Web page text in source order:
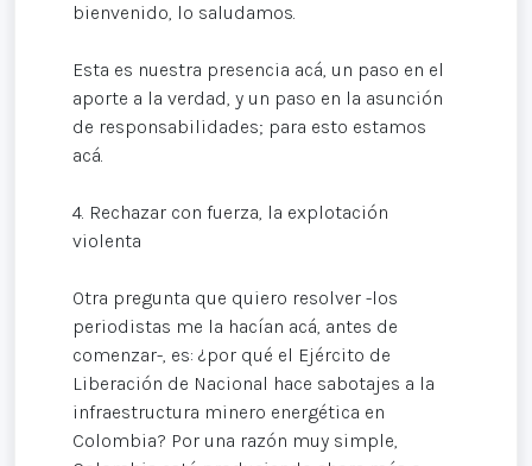
bienvenido, lo saludamos.
Esta es nuestra presencia acá, un paso en el
aporte a la verdad, y un paso en la asunción
de responsabilidades; para esto estamos
acá.
4. Rechazar con fuerza, la explotación
violenta
Otra pregunta que quiero resolver -los
periodistas me la hacían acá, antes de
comenzar-, es: ¿por qué el Ejército de
Liberación de Nacional hace sabotajes a la
infraestructura minero energética en
Colombia? Por una razón muy simple,